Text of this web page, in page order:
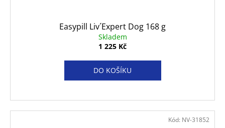
Easypill Liv´Expert Dog 168 g
Skladem
1 225 Kč
DO KOŠÍKU
Kód: NV-31852